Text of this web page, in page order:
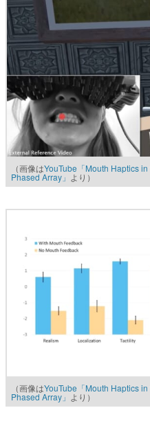
（画像はYouTube「Mouth Haptics
Phased Array」 より）
（画像はYouTube「Mouth Haptics
Phased Array」 より）